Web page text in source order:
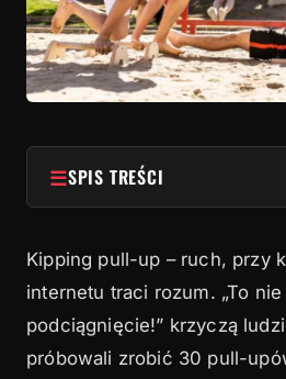
☰SPIS TREŚCI
2 Prerekwizyty: co musisz
2.1 Strict pull-up jako
2.2 Hollow i arch – klucz do
Kipping pull-up – ruch, przy
internetu traci rozum. „To
podciągnięcie!” krzyczą
próbowali zrobić 30 pull-